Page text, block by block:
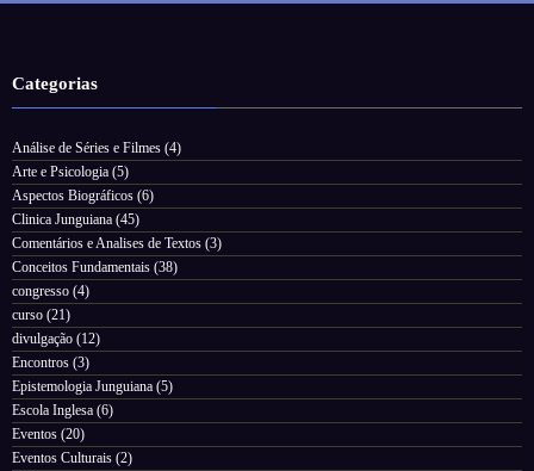
Categorias
Análise de Séries e Filmes (4)
Arte e Psicologia (5)
Aspectos Biográficos (6)
Clinica Junguiana (45)
Comentários e Analises de Textos (3)
Conceitos Fundamentais (38)
congresso (4)
curso (21)
divulgação (12)
Encontros (3)
Epistemologia Junguiana (5)
Escola Inglesa (6)
Eventos (20)
Eventos Culturais (2)